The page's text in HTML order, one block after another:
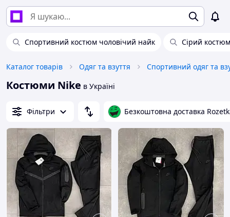
Спортивний костюм чоловічий найк Сірий
Каталог товарів Одяг та взуття Спортивний одяг та
Костюми Nike в Україні
Фільтри Безкоштовна доставка